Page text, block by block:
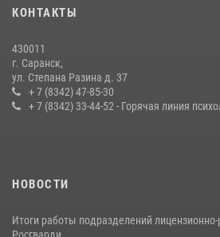
содействии сотрудников Росгвардии
Сотрудники Росгвардии обеспечили
конкурса профмастерства в Саранске
23 июля 2026, 11:54 4
КОНТАКТЫ
430011
г. Саранск,
ул. Степана Разина д. 37
+ 7 (8342) 47-85-30
+ 7 (8342) 33-44-52 - Горячая линия
НОВОСТИ
Итоги работы подразделений